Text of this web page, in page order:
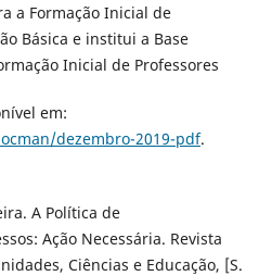
a Formação Inicial de
Básica e institui a Base
Inicial de Professores
em:
dezembro-2019-pdf.
A Política de
Ação Necessária. Revista
Ciências e Educação, [S.